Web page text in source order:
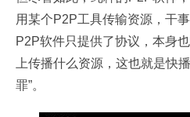
用某个P2P工具传输资源，干
P2P软件只提供了协议，本身
上传播什么资源，这也就是快
罪”。